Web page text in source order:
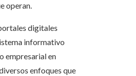
operan.
digitales
informativo
empresarial en
enfoques que